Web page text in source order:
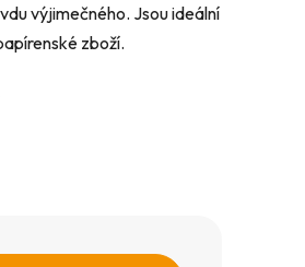
výjimečného. Jsou ideální
zboží.